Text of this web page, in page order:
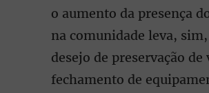
o aumento da presença
na comunidade leva, sim,
desejo de preservação de
fechamento de